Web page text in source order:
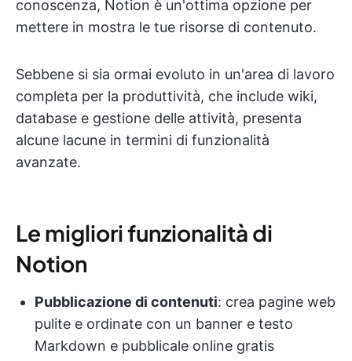
conoscenza, Notion è un'ottima opzione per
mettere in mostra le tue risorse di contenuto.
Sebbene si sia ormai evoluto in un'area di lavoro
completa per la produttività, che include wiki,
database e gestione delle attività, presenta
alcune lacune in termini di funzionalità
avanzate.
Le migliori funzionalità di
Notion
Pubblicazione di contenuti: crea pagine web
pulite e ordinate con un banner e testo
Markdown e pubblicale online gratis